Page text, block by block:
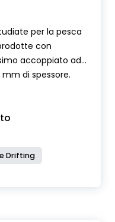
per la pesca
con
accoppiato ad
di spessore.
Drifting